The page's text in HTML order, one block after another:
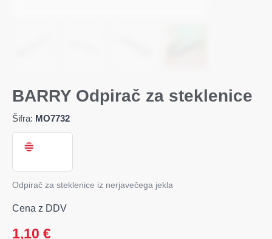
BARRY Odpirač za steklenice
Šifra: MO7732
Odpirač za steklenice iz nerjavečega jekla
Cena z DDV
1,10 €